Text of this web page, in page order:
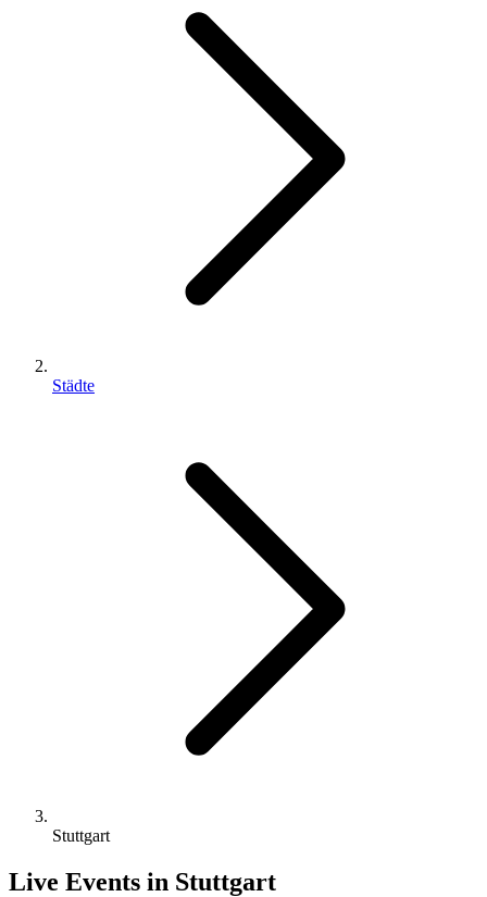
Städte
Stuttgart
Live Events in Stuttgart